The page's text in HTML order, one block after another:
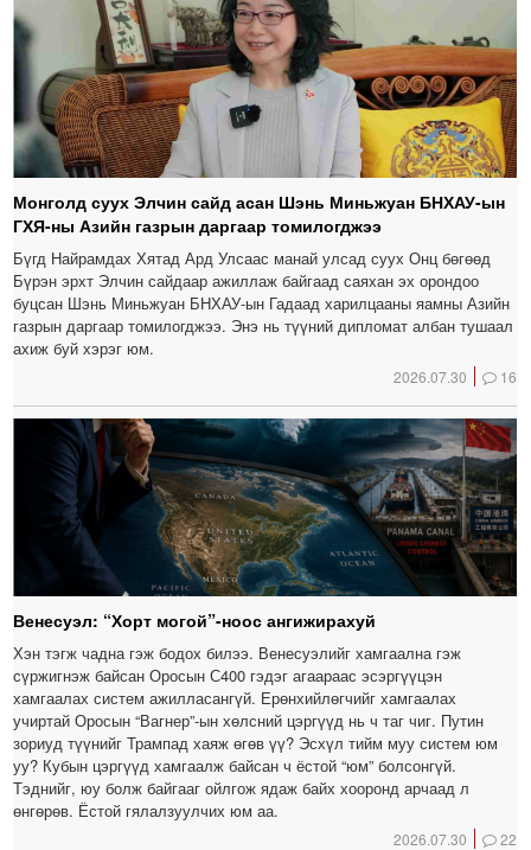
Монголд суух Элчин сайд асан Шэнь Миньжуан БНХАУ-ын
ГХЯ-ны Азийн газрын даргаар томилогджээ
Бүгд Найрамдах Хятад Ард Улсаас манай улсад суух Онц бөгөөд
Бүрэн эрхт Элчин сайдаар ажиллаж байгаад саяхан эх орондоо
буцсан Шэнь Миньжуан БНХАУ-ын Гадаад харилцааны яамны Азийн
газрын даргаар томилогджээ. Энэ нь түүний дипломат албан тушаал
ахиж буй хэрэг юм.
2026.07.30 16
Венесуэл: “Хорт могой”-ноос ангижирахуй
Хэн тэгж чадна гэж бодох билээ. Венесуэлийг хамгаална гэж
сүржигнэж байсан Оросын С400 гэдэг агаараас эсэргүүцэн
хамгаалах систем ажилласангүй. Ерөнхийлөгчийг хамгаалах
учиртай Оросын “Вагнер”-ын хөлсний цэргүүд нь ч таг чиг. Путин
зориуд түүнийг Трампад хаяж өгөв үү? Эсхүл тийм муу систем юм
уу? Кубын цэргүүд хамгаалж байсан ч ёстой “юм” болсонгүй.
Тэднийг, юу болж байгааг ойлгож ядаж байх хооронд арчаад л
өнгөрөв. Ёстой гялалзуулчих юм аа.
2026.07.30 22